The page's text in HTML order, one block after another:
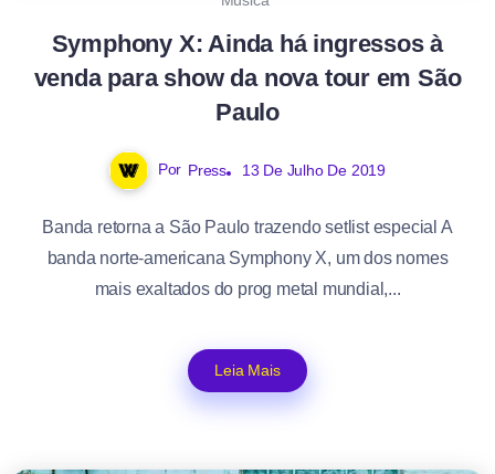
Symphony X: Ainda há ingressos à
venda para show da nova tour em São
Paulo
Por Press 13 De Julho De 2019
Banda retorna a São Paulo trazendo setlist especial A
banda norte-americana Symphony X, um dos nomes
mais exaltados do prog metal mundial,...
Leia Mais